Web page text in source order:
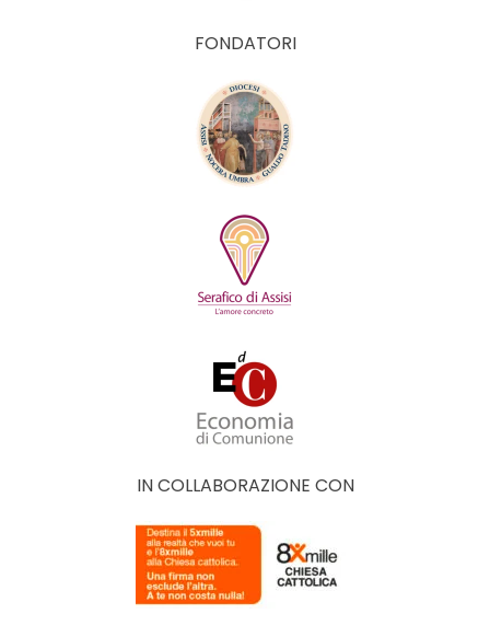
FONDATORI
IN COLLABORAZIONE CON